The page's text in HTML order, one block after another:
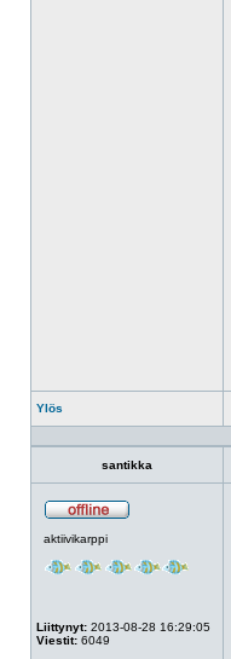
Ylös
santikka
aktiivikarppi
Liittynyt: 2013-08-28 16:29:05
Viestit: 6049